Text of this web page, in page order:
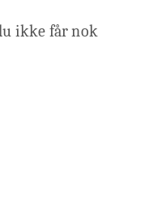
ikke får nok